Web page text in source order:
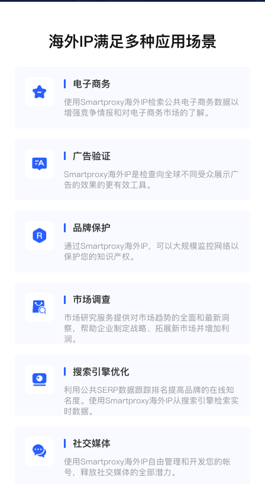
海外IP满足多种应用场景
电子商务
使用Smartproxy海外IP检索公共电子商务数据以
增强竞争情报和对电子商务市场的了解。
广告验证
Smartproxy海外IP是检查向全球不同受众展示广
告的效果的更有效工具。
品牌保护
通过Smartproxy海外IP，可以大规模监控网络以
保护您的知识产权。
市场调查
市场研究服务提供对市场趋势的全面和最新洞
察，帮助企业制定战略、拓展新市场并增加利
润。
搜索引擎优化
利用公共SERP数据跟踪排名提高品牌的在线知
名度。使用Smartproxy海外IP从搜索引擎检索实
时数据。
社交媒体
使用Smartproxy海外IP自由管理和开发您的帐
号，释放社交媒体的全部潜力。